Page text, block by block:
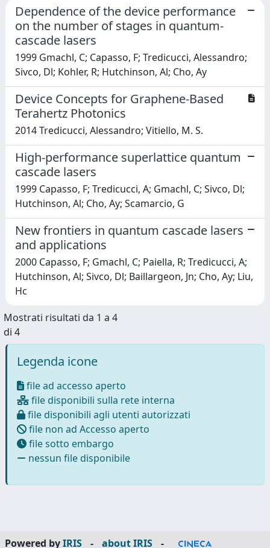
Dependence of the device performance
on the number of stages in quantum-
cascade lasers
1999 Gmachl, C; Capasso, F; Tredicucci, Alessandro;
Sivco, Dl; Kohler, R; Hutchinson, Al; Cho, Ay
Device Concepts for Graphene-Based
Terahertz Photonics
2014 Tredicucci, Alessandro; Vitiello, M. S.
High-performance superlattice quantum
cascade lasers
1999 Capasso, F; Tredicucci, A; Gmachl, C; Sivco, Dl;
Hutchinson, Al; Cho, Ay; Scamarcio, G
New frontiers in quantum cascade lasers
and applications
2000 Capasso, F; Gmachl, C; Paiella, R; Tredicucci, A;
Hutchinson, Al; Sivco, Dl; Baillargeon, Jn; Cho, Ay; Liu,
Hc
Mostrati risultati da 1 a 4
di 4
Legenda icone
file ad accesso aperto
file disponibili sulla rete interna
file disponibili agli utenti autorizzati
file non ad Accesso aperto
file sotto embargo
nessun file disponibile
Powered byIRIS - about IRIS -